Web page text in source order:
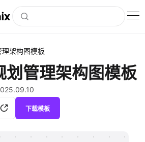
架构图模板
划管理架构图模板
下载模板